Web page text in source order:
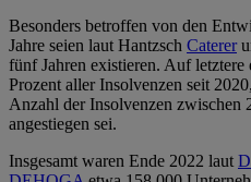
Besonders betroffen von den
Jahre seien laut Hantzsch Caterer
fünf Jahren existieren. Auf
Prozent aller Insolvenzen seit
Anzahl der Insolvenzen zwischen
angestiegen sei.
Insgesamt waren Ende 2022 laut